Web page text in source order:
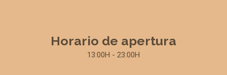
Horario de apertura
13:00H - 23:00H